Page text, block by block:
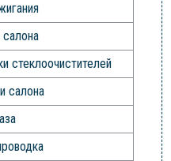
стеклоочистителей
салона